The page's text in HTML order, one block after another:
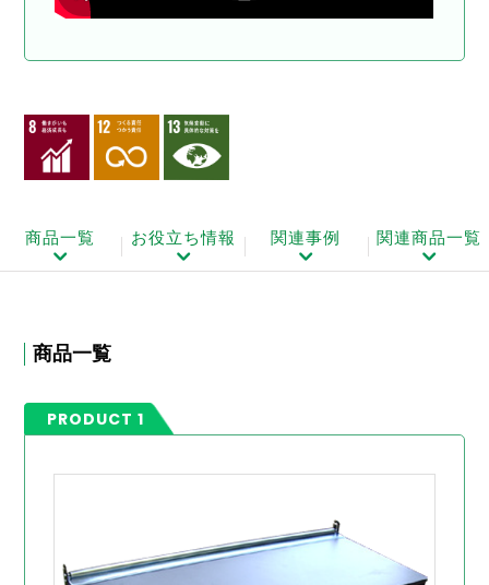
商品一覧 お役立ち情報 関連事例 関連商品一覧
商品一覧
PRODUCT 1